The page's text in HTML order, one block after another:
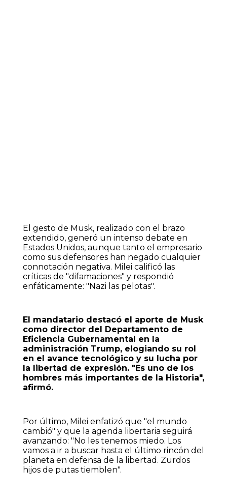
El gesto de Musk, realizado con el brazo
extendido, generó un intenso debate en
Estados Unidos, aunque tanto el empresario
como sus defensores han negado cualquier
connotación negativa. Milei calificó las
críticas de "difamaciones" y respondió
enfáticamente: "Nazi las pelotas".
El mandatario destacó el aporte de Musk
como director del Departamento de
Eficiencia Gubernamental en la
administración Trump, elogiando su rol
en el avance tecnológico y su lucha por
la libertad de expresión. "Es uno de los
hombres más importantes de la Historia",
afirmó.
Por último, Milei enfatizó que "el mundo
cambió" y que la agenda libertaria seguirá
avanzando: "No les tenemos miedo. Los
vamos a ir a buscar hasta el último rincón del
planeta en defensa de la libertad. Zurdos
hijos de putas tiemblen".